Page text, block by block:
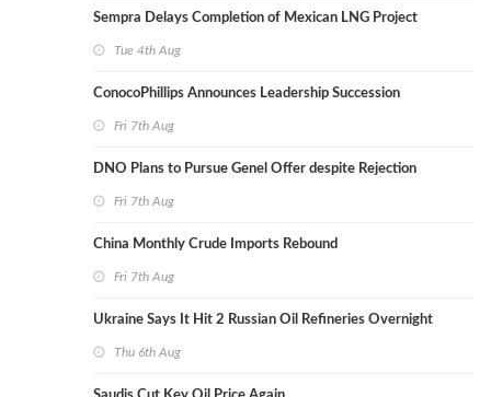
Sempra Delays Completion of Mexican LNG Project
Tue 4th Aug
ConocoPhillips Announces Leadership Succession
Fri 7th Aug
DNO Plans to Pursue Genel Offer despite Rejection
Fri 7th Aug
China Monthly Crude Imports Rebound
Fri 7th Aug
Ukraine Says It Hit 2 Russian Oil Refineries Overnight
Thu 6th Aug